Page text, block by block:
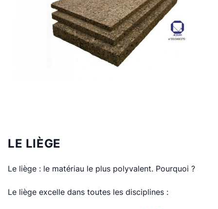
LE LIÈGE
Le liège : le matériau le plus polyvalent. Pourquoi ?
Le liège excelle dans toutes les disciplines :